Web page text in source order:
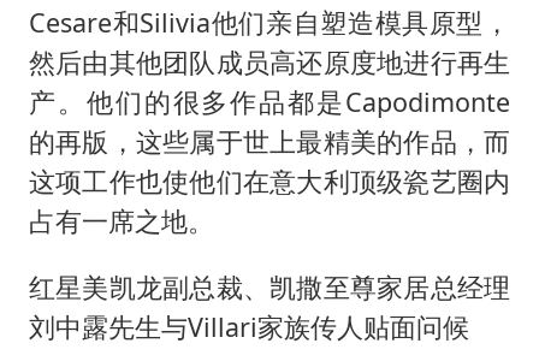
Cesare和Silivia他们亲自塑造模具原型，
然后由其他团队成员高还原度地进行再生
产。他们的很多作品都是Capodimonte
的再版，这些属于世上最精美的作品，而
这项工作也使他们在意大利顶级瓷艺圈内
占有一席之地。
红星美凯龙副总裁、凯撒至尊家居总经理
刘中露先生与Villari家族传人贴面问候